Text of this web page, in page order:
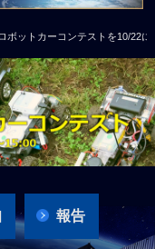
ボットカーコンテストを10/22に
報告